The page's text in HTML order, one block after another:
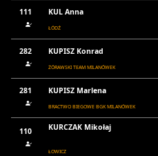
111 KUL Anna
ŁÓDŹ
282 KUPISZ Konrad
ŻÓRAWSKI TEAM MILANÓWEK
281 KUPISZ Marlena
BRACTWO BIEGOWE BGK MILANÓWEK
110 KURCZAK Mikołaj
ŁOWICZ